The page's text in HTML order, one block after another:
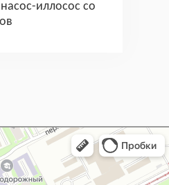
иллосос со